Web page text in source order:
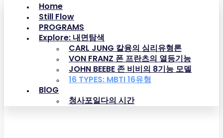
Home
Still Flow
PROGRAMS
Explore: 내면탐색
CARL JUNG 칼융의 심리유형론
VON FRANZ 폰 프란츠의 열등기능
JOHN BEEBE 존 비비의 8기능 모델
16 TYPES: MBTI 16유형
BlOG
청사포일다의 시간